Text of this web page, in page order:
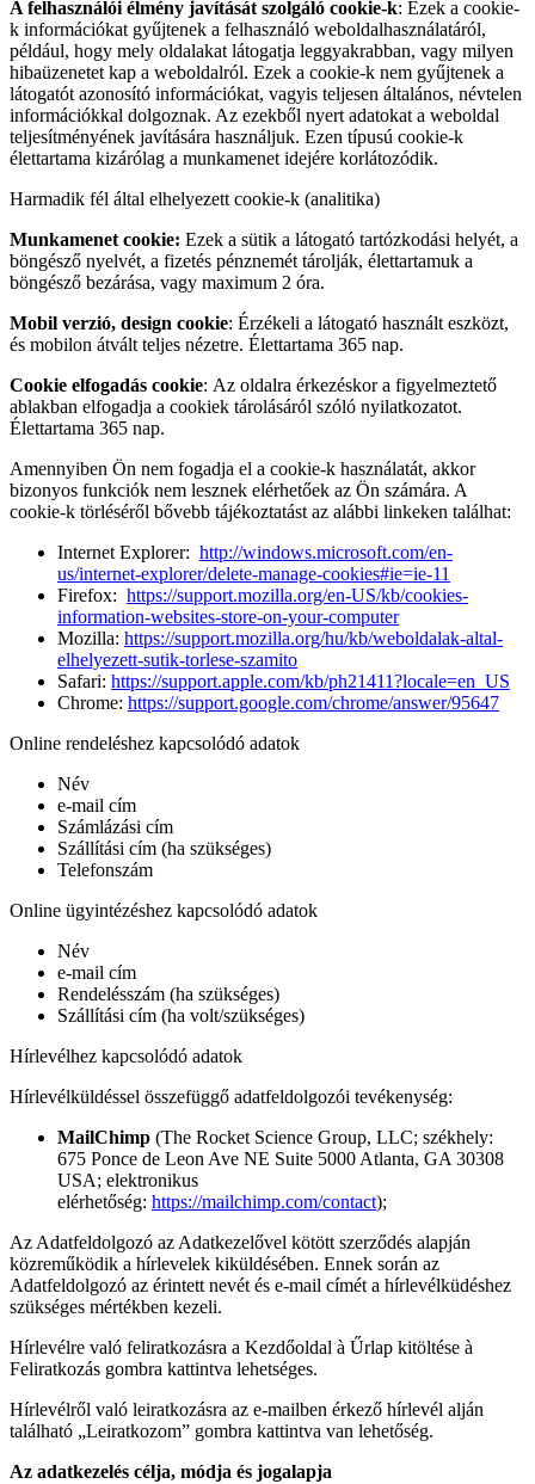
A felhasználói élmény javítását szolgáló cookie-k: Ezek a cookie-
k információkat gyűjtenek a felhasználó weboldalhasználatáról,
például, hogy mely oldalakat látogatja leggyakrabban, vagy milyen
hibaüzenetet kap a weboldalról. Ezek a cookie-k nem gyűjtenek a
látogatót azonosító információkat, vagyis teljesen általános, névtelen
információkkal dolgoznak. Az ezekből nyert adatokat a weboldal
teljesítményének javítására használjuk. Ezen típusú cookie-k
élettartama kizárólag a munkamenet idejére korlátozódik.
Harmadik fél által elhelyezett cookie-k (analitika)
Munkamenet cookie: Ezek a sütik a látogató tartózkodási helyét, a
böngésző nyelvét, a fizetés pénznemét tárolják, élettartamuk a
böngésző bezárása, vagy maximum 2 óra.
Mobil verzió, design cookie: Érzékeli a látogató használt eszközt,
és mobilon átvált teljes nézetre. Élettartama 365 nap.
Cookie elfogadás cookie: Az oldalra érkezéskor a figyelmeztető
ablakban elfogadja a cookiek tárolásáról szóló nyilatkozatot.
Élettartama 365 nap.
Amennyiben Ön nem fogadja el a cookie-k használatát, akkor
bizonyos funkciók nem lesznek elérhetőek az Ön számára. A
cookie-k törléséről bővebb tájékoztatást az alábbi linkeken találhat:
Internet Explorer: http://windows.microsoft.com/en-
us/internet-explorer/delete-manage-cookies#ie=ie-11
Firefox: https://support.mozilla.org/en-US/kb/cookies-
information-websites-store-on-your-computer
Mozilla: https://support.mozilla.org/hu/kb/weboldalak-altal-
elhelyezett-sutik-torlese-szamito
Safari: https://support.apple.com/kb/ph21411?locale=en_US
Chrome: https://support.google.com/chrome/answer/95647
Online rendeléshez kapcsolódó adatok
Név
e-mail cím
Számlázási cím
Szállítási cím (ha szükséges)
Telefonszám
Online ügyintézéshez kapcsolódó adatok
Név
e-mail cím
Rendelésszám (ha szükséges)
Szállítási cím (ha volt/szükséges)
Hírlevélhez kapcsolódó adatok
Hírlevélküldéssel összefüggő adatfeldolgozói tevékenység:
MailChimp (The Rocket Science Group, LLC; székhely:
675 Ponce de Leon Ave NE Suite 5000 Atlanta, GA 30308
USA; elektronikus
elérhetőség: https://mailchimp.com/contact);
Az Adatfeldolgozó az Adatkezelővel kötött szerződés alapján
közreműködik a hírlevelek kiküldésében. Ennek során az
Adatfeldolgozó az érintett nevét és e-mail címét a hírlevélküdéshez
szükséges mértékben kezeli.
Hírlevélre való feliratkozásra a Kezdőoldal à Űrlap kitöltése à
Feliratkozás gombra kattintva lehetséges.
Hírlevélről való leiratkozásra az e-mailben érkező hírlevél alján
található „Leiratkozom” gombra kattintva van lehetőség.
Az adatkezelés célja, módja és jogalapja